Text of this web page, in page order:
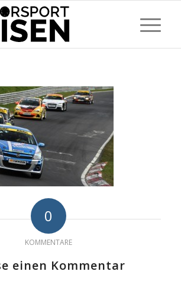
0
KOMMENTARE
einen Kommentar